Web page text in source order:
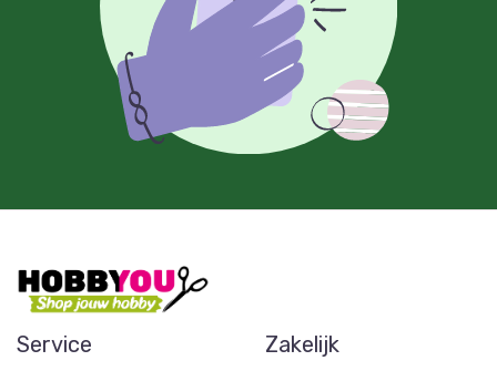
Service Zakelijk